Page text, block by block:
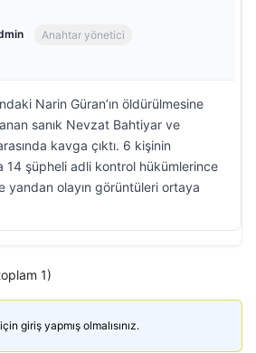
Anahtar yönetici
Narin Güran’ın öldürülmesine
sanık Nevzat Bahtiyar ve
kavga çıktı. 6 kişinin
14 şüpheli adli kontrol hükümlerince
yandan olayın görüntüleri ortaya
1)
giriş yapmış olmalısınız.